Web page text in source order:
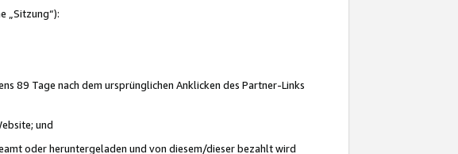
„Sitzung“):
89 Tage nach dem ursprünglichen Anklicken des Partner-Links
und
oder heruntergeladen und von diesem/dieser bezahlt wird